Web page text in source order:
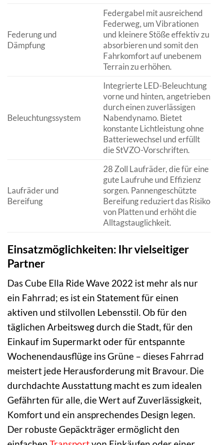
Federung und
Dämpfung
Federgabel mit ausreichend
Federweg, um Vibrationen
und kleinere Stöße effektiv zu
absorbieren und somit den
Fahrkomfort auf unebenem
Terrain zu erhöhen.
Beleuchtungssystem
Integrierte LED-Beleuchtung
vorne und hinten, angetrieben
durch einen zuverlässigen
Nabendynamo. Bietet
konstante Lichtleistung ohne
Batteriewechsel und erfüllt
die StVZO-Vorschriften.
Laufräder und
Bereifung
28 Zoll Laufräder, die für eine
gute Laufruhe und Effizienz
sorgen. Pannengeschützte
Bereifung reduziert das Risiko
von Platten und erhöht die
Alltagstauglichkeit.
Einsatzmöglichkeiten: Ihr vielseitiger
Partner
Das Cube Ella Ride Wave 2022 ist mehr als nur
ein Fahrrad; es ist ein Statement für einen
aktiven und stilvollen Lebensstil. Ob für den
täglichen Arbeitsweg durch die Stadt, für den
Einkauf im Supermarkt oder für entspannte
Wochenendausflüge ins Grüne – dieses Fahrrad
meistert jede Herausforderung mit Bravour. Die
durchdachte Ausstattung macht es zum idealen
Gefährten für alle, die Wert auf Zuverlässigkeit,
Komfort und ein ansprechendes Design legen.
Der robuste Gepäckträger ermöglicht den